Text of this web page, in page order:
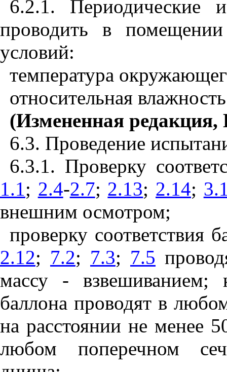
6.2.1. Периодические
проводить в
условий:
температура
относительная
(Измененная
6.3. Проведение
6.3.1. Проверку
1.1; 2.4-2.7; 2.13; 2.14;
внешним осмотром;
проверку соответствия
2.12; 7.2; 7.3; 7.5
массу - взвешиванием;
баллона проводят в
на расстоянии не менее
любом поперечном